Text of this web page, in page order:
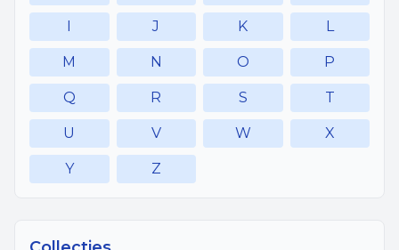
I J K L
M N O P
Q R S T
U V W X
Y Z